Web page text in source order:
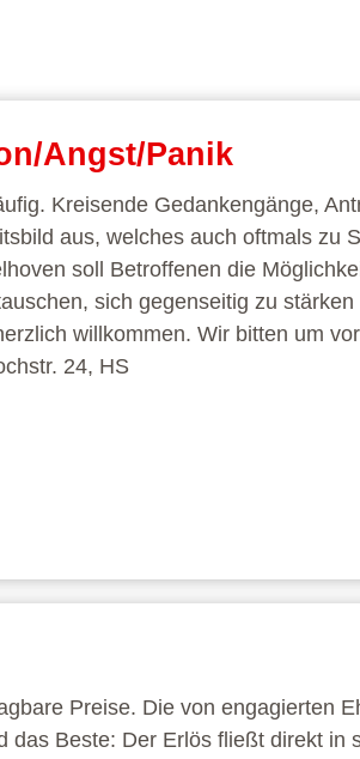
Angst/Panik
Kreisende Gedankengänge,
aus, welches auch oftmals zu
soll Betroffenen die
sich gegenseitig zu
willkommen. Wir bitten um
24, HS
Preise. Die von engagierten
Beste: Der Erlös fließt direkt in